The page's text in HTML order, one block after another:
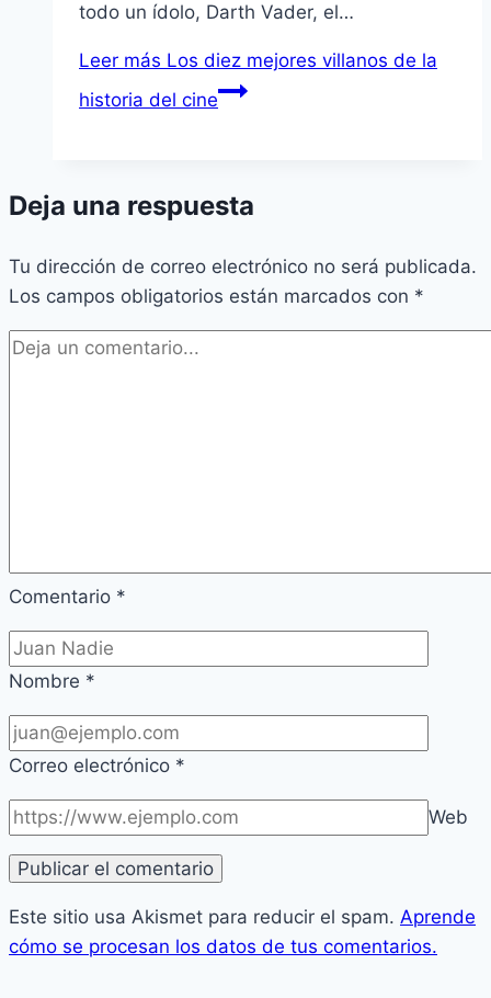
todo un í­dolo, Darth Vader, el…
Leer más Los diez mejores villanos de la
historia del cine
Deja una respuesta
Tu dirección de correo electrónico no será publicada.
Los campos obligatorios están marcados con *
Comentario *
Nombre *
Correo electrónico *
Web
Este sitio usa Akismet para reducir el spam. Aprende
cómo se procesan los datos de tus comentarios.